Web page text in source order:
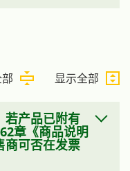
显示全部
若产品已附有
章《商品说明
商可否在发票